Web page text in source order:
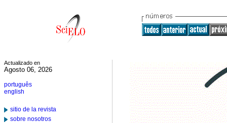
Actualizado en
Agosto 06, 2026
português
english
sitio de la revista
sobre nosotros